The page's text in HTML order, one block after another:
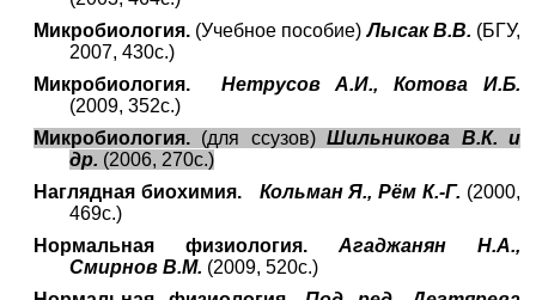
Микробиология. (Учебное пособие)Лысак В.В. (БГУ,
2007, 430с.)
Микробиология. Нетрусов А.И., Котова И.Б.
(2009, 352с.)
Микробиология. (для ссузов)Шильникова В.К. и
др. (2006, 270с.)
Наглядная биохимия. Кольман Я., Рём К.-Г. (2000,
469с.)
Нормальная физиология. Агаджанян Н.А.,
Смирнов В.М. (2009, 520с.)